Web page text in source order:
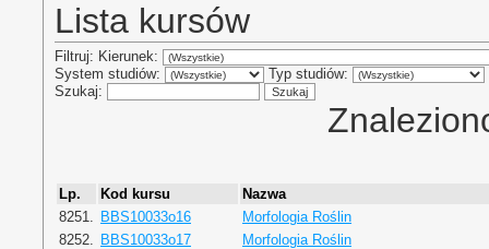
Lista kursów
Filtruj: Kierunek:
System studiów:
Typ studiów:
Szukaj:
Lp. Kod kursu
Nazwa
8251. BBS10033o16
Morfologia Roślin
8252. BBS10033o17
Morfologia Roślin